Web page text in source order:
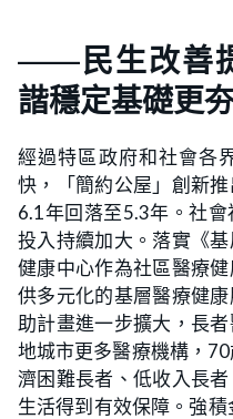
——民生改善
諧穩定基礎更
經過特區政府和社會各
快，「簡約公屋」創新
6.1年回落至5.3年。社
投入持續加大。落實《
健康中心作為社區醫療
供多元化的基層醫療健
助計畫進一步擴大，長
地城市更多醫療機構，
濟困難長者、低收入長
生活得到有效保障。強積